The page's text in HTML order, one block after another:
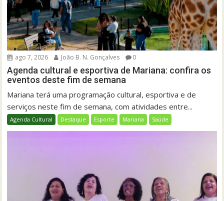
ago 7, 2026 João B. N. Gonçalves 0
Agenda cultural e esportiva de Mariana: confira os
eventos deste fim de semana
Mariana terá uma programação cultural, esportiva e de
serviços neste fim de semana, com atividades entre...
Agenda Cultural Destaque Esporte Mariana Saúde